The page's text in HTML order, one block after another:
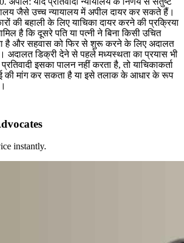
जैसे उच्च न्यायालय में अपील दायर कर सकते हैं।
की बहाली के लिए याचिका दायर करने की प्रक्रिया
है कि दूसरे पति या पत्नी ने बिना किसी उचित
है और सहवास को फिर से शुरू करने के लिए अदालत
अदालत डिक्री देने से पहले मध्यस्थता का प्रयास भी
इसका पालन नहीं करता है, तो याचिकाकर्ता
की मांग कर सकता है या इसे तलाक के आधार के रूप
instantly.